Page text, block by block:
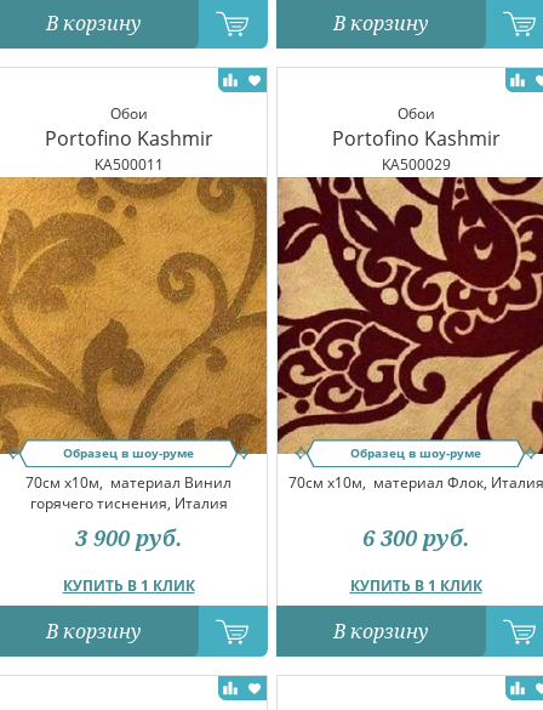
В корзину В корзину
Обои
Portofino Kashmir
KA500011
Образец в шоу-руме
70см x10м, материал Винил
горячего тиснения, Италия
КУПИТЬ В 1 КЛИК
3 900 руб.
В корзину
Обои
Portofino Kashmir
KA500029
Образец в шоу-руме
70см x10м, материал Флок, Италия
КУПИТЬ В 1 КЛИК
6 300 руб.
В корзину